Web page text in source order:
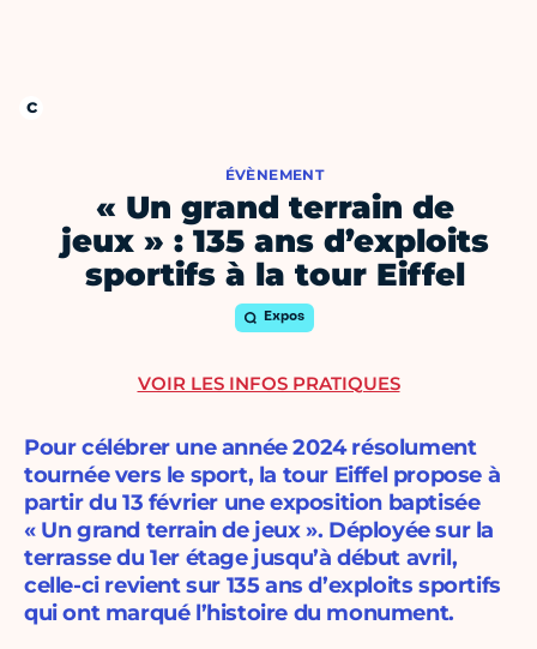
ÉVÈNEMENT
« Un grand terrain de
jeux » : 135 ans d’exploits
sportifs à la tour Eiffel
Expos
Pour célébrer une année 2024 résolument
tournée vers le sport, la tour Eiffel propose à
partir du 13 février une exposition baptisée
« Un grand terrain de jeux ». Déployée sur la
terrasse du 1er étage jusqu’à début avril,
celle-ci revient sur 135 ans d’exploits sportifs
qui ont marqué l’histoire du monument.
VOIR LES INFOS PRATIQUES